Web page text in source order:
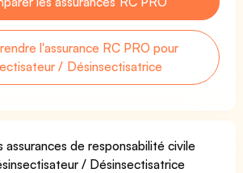
l'assurance RC PRO pour
/ Désinsectisatrice
assurances de responsabilité civile
/ Désinsectisatrice